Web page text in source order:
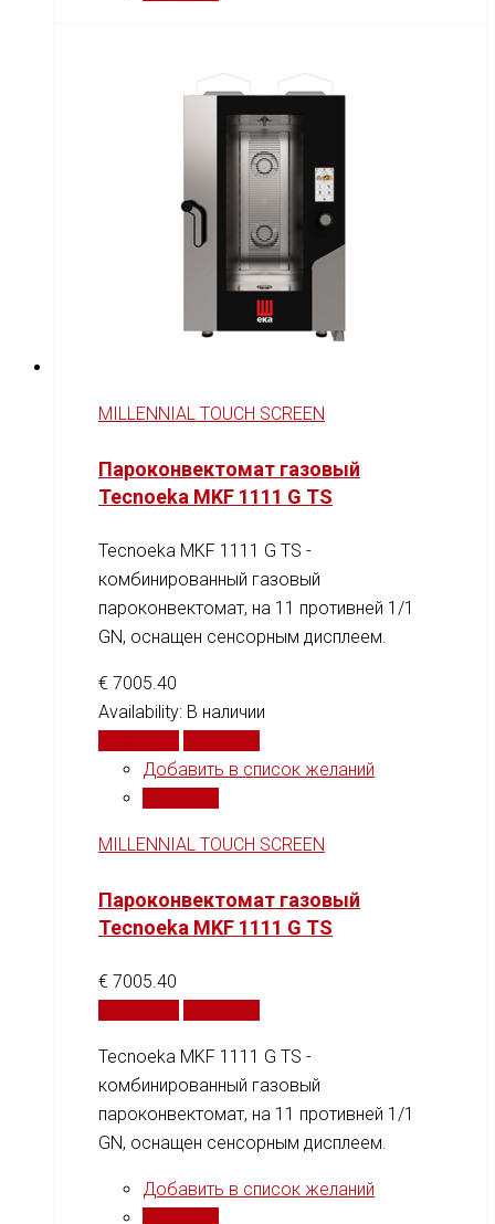
MILLENNIAL TOUCH SCREEN
Пароконвектомат газовый
Tecnoeka MKF 1111 G TS
Tecnoeka MKF 1111 G TS -
комбинированный газовый
пароконвектомат, на 11 противней 1/1
GN, оснащен сенсорным дисплеем.
€ 7005.40
Availability: В наличии
Добавить в список желаний
MILLENNIAL TOUCH SCREEN
Пароконвектомат газовый
Tecnoeka MKF 1111 G TS
€ 7005.40
Tecnoeka MKF 1111 G TS -
комбинированный газовый
пароконвектомат, на 11 противней 1/1
GN, оснащен сенсорным дисплеем.
Добавить в список желаний